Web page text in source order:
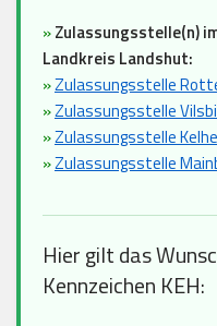
»Zulassungsstelle(n)
Landkreis Landshut:
»Zulassungsstelle
»Zulassungsstelle
»Zulassungsstelle
»Zulassungsstelle
Hier gilt das
Kennzeichen KEH: